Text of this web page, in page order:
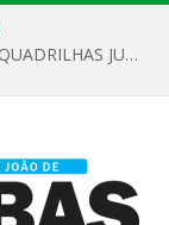
REGULAMENTO – V INTERMUNICIPAL DE QUADRILHAS JUNINAS 2026